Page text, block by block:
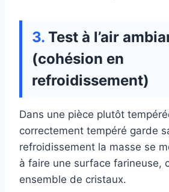
Test à l’air
(cohésion en
refroidissement)
Dans une pièce plutôt
correctement tempéré garde
refroidissement la masse se
à faire une surface farineuse,
ensemble de cristaux.